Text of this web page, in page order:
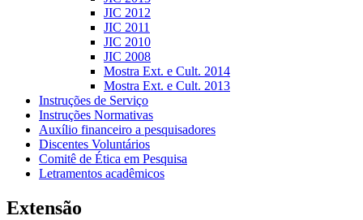
JIC 2012
JIC 2011
JIC 2010
JIC 2008
Mostra Ext. e Cult. 2014
Mostra Ext. e Cult. 2013
Instruções de Serviço
Instruções Normativas
Auxílio financeiro a pesquisadores
Discentes Voluntários
Comitê de Ética em Pesquisa
Letramentos acadêmicos
Extensão